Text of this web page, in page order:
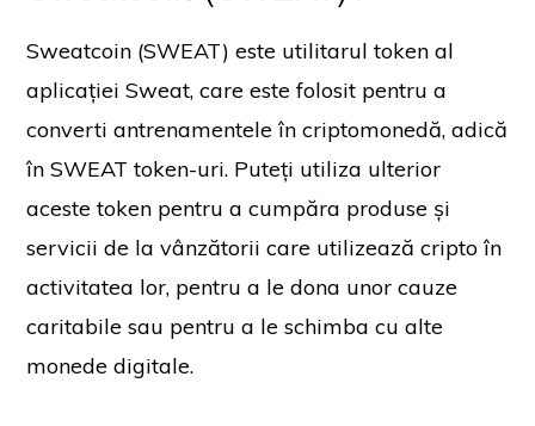
Sweatcoin (SWEAT) este utilitarul token al
aplicației Sweat, care este folosit pentru a
converti antrenamentele în criptomonedă, adică
în SWEAT token-uri. Puteți utiliza ulterior
aceste token pentru a cumpăra produse și
servicii de la vânzătorii care utilizează cripto în
activitatea lor, pentru a le dona unor cauze
caritabile sau pentru a le schimba cu alte
monede digitale.